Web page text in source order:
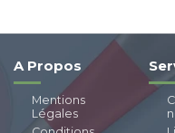
A Propos
Mentions
Légales